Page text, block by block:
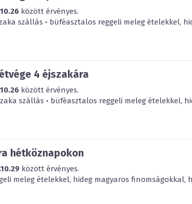
között érvényes.
szállás • büféasztalos reggeli meleg ételekkel,
4 éjszakára
között érvényes.
szállás • büféasztalos reggeli meleg ételekkel,
hétköznapokon
között érvényes.
meleg ételekkel, hideg magyaros finomságokkal,